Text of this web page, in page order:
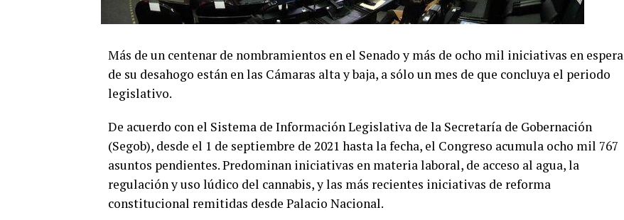
Más de un centenar de nombramientos en el Senado y más de ocho mil iniciativas en espera
de su desahogo están en las Cámaras alta y baja, a sólo un mes de que concluya el periodo
legislativo.
De acuerdo con el Sistema de Información Legislativa de la Secretaría de Gobernación
(Segob), desde el 1 de septiembre de 2021 hasta la fecha, el Congreso acumula ocho mil 767
asuntos pendientes. Predominan iniciativas en materia laboral, de acceso al agua, la
regulación y uso lúdico del cannabis, y las más recientes iniciativas de reforma
constitucional remitidas desde Palacio Nacional.